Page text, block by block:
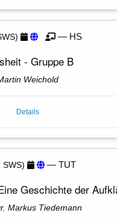
— HS
- Gruppe B
Weichold
Details
— TUT
Geschichte der
Markus Tiedemann